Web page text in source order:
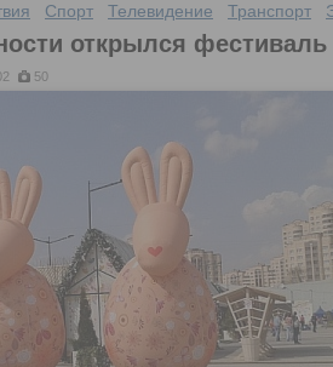
Спорт Телевидение Транспорт
открылся
50